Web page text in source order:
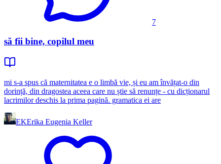
7
să fii bine, copilul meu
mi s-a spus că maternitatea e o limbă vie, și eu am învățat-o din
dorință, din dragostea aceea care nu știe să renunțe - cu dicționarul
lacrimilor deschis la prima pagină. gramatica ei are
EKErika Eugenia Keller